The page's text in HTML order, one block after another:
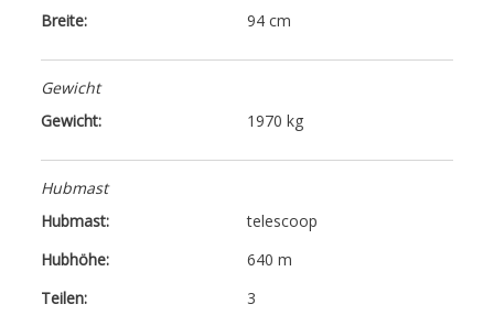
Breite:
94 cm
Gewicht
Gewicht:
1970 kg
Hubmast
Hubmast:
telescoop
Hubhöhe:
640 m
Teilen:
3